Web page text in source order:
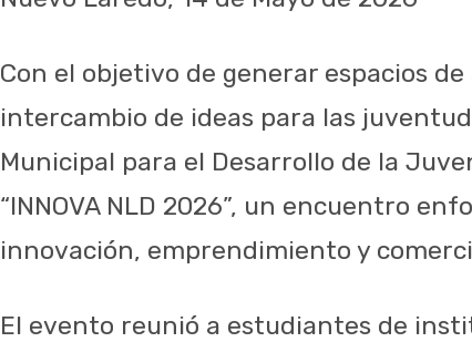
Con el objetivo de generar espacios
intercambio de ideas para las
Municipal para el Desarrollo de la
“INNOVA NLD 2026”, un encuentro
innovación, emprendimiento y
El evento reunió a estudiantes de